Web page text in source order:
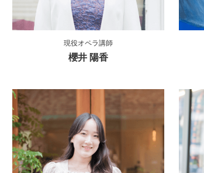
現役オペラ講師
櫻井 陽香